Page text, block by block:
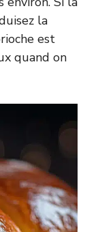
la
est
quand on